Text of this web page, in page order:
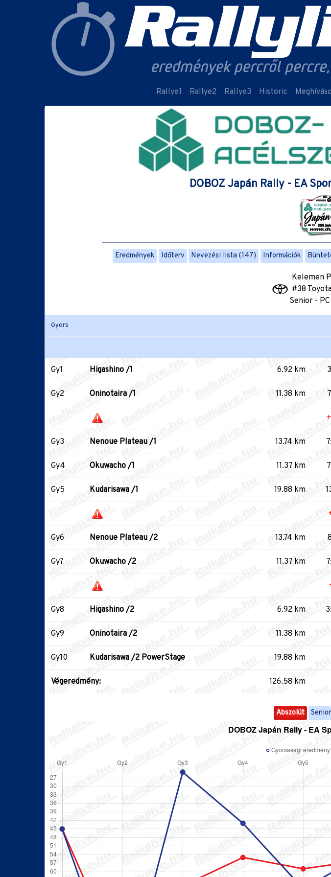
Rallye1 Rallye2 Rallye3 Historic
DOBOZ Japán Rally - EA
Eredmények Időterv Nevezési lista (147) Információk
Kelemen
#38
Senior -
Gyors
Gy1 Higashino /1 6.92 km
Gy2 Oninotaira /1 11.38 km
Gy3 Nenoue Plateau /1 13.74 km
Gy4 Okuwacho /1 11.37 km
Gy5 Kudarisawa /1 19.88 km
Gy6 Nenoue Plateau /2 13.74 km
Gy7 Okuwacho /2 11.37 km
Gy8 Higashino /2 6.92 km
Gy9 Oninotaira /2 11.38 km
Gy10 Kudarisawa /2 PowerStage 19.88 km
Végeredmény: 126.58 km
Abszolút Senior